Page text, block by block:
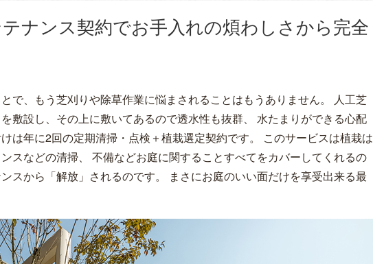
ナンス契約でお手入れの煩わしさから完全
で、もう芝刈りや除草作業に悩まされることはもうありません。 人工芝
敷設し、その上に敷いてあるので透水性も抜群、 水たまりができる心配
は年に2回の定期清掃・点検＋植栽選定契約です。 このサービスは植栽は
スなどの清掃、 不備などお庭に関することすべてをカバーしてくれるの
スから「解放」されるのです。 まさにお庭のいい面だけを享受出来る最